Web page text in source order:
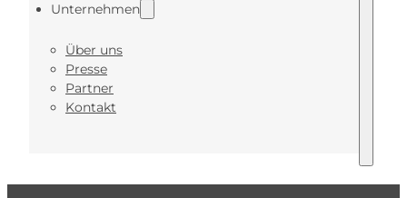
Unternehmen
Über uns
Presse
Partner
Kontakt